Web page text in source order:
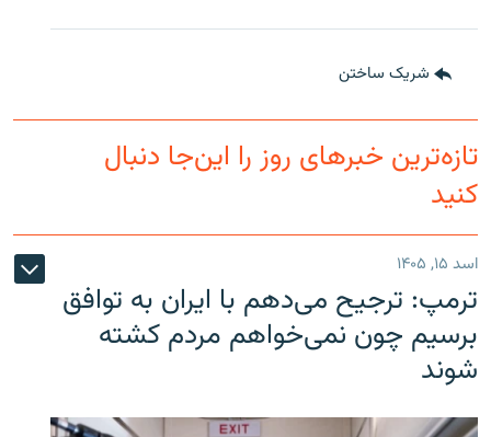
شریک ساختن
تازه‌ترین خبرهای روز را این‌جا دنبال
کنید
اسد ۱۵, ۱۴۰۵
ترمپ: ترجیح می‌دهم با ایران به توافق
برسیم چون نمی‌خواهم مردم کشته
شوند